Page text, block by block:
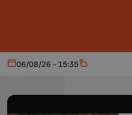
Aujourd'hui
06/08/26 - 15:35 Météo